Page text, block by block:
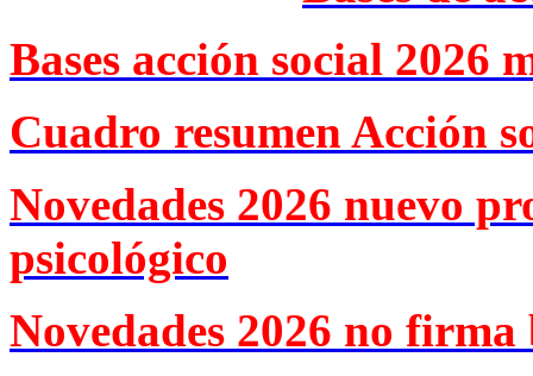
Bases acción social 2026
Cuadro resumen Acción
Novedades 2026 nuevo
psicológico
Novedades 2026 no firma